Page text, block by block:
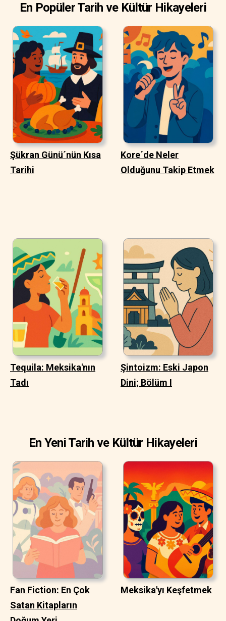
En Popüler Tarih ve Kültür Hikayeleri
Şükran Günü´nün Kısa
Tarihi
Kore´de Neler
Olduğunu Takip Etmek
Tequila: Meksika'nın
Tadı
Şintoizm: Eski Japon
Dini; Bölüm I
En Yeni Tarih ve Kültür Hikayeleri
Fan Fiction: En Çok
Satan Kitapların
Meksika'yı Keşfetmek